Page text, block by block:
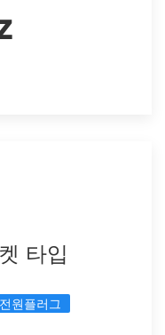
타입
원플러그